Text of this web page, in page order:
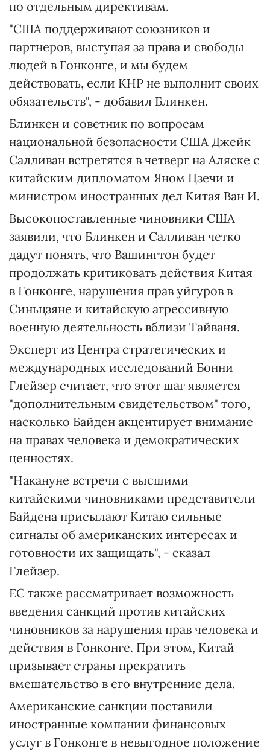
по отдельным директивам.
"США поддерживают союзников и
партнеров, выступая за права и свободы
людей в Гонконге, и мы будем
действовать, если КНР не выполнит своих
обязательств", - добавил Блинкен.
Блинкен и советник по вопросам
национальной безопасности США Джейк
Салливан встретятся в четверг на Аляске с
китайским дипломатом Яном Цзечи и
министром иностранных дел Китая Ван И.
Высокопоставленные чиновники США
заявили, что Блинкен и Салливан четко
дадут понять, что Вашингтон будет
продолжать критиковать действия Китая
в Гонконге, нарушения прав уйгуров в
Синьцзяне и китайскую агрессивную
военную деятельность вблизи Тайваня.
Эксперт из Центра стратегических и
международных исследований Бонни
Глейзер считает, что этот шаг является
"дополнительным свидетельством" того,
насколько Байден акцентирует внимание
на правах человека и демократических
ценностях.
"Накануне встречи с высшими
китайскими чиновниками представители
Байдена присылают Китаю сильные
сигналы об американских интересах и
готовности их защищать", - сказал
Глейзер.
ЕС также рассматривает возможность
введения санкций против китайских
чиновников за нарушения прав человека и
действия в Гонконге. При этом, Китай
призывает страны прекратить
вмешательство в его внутренние дела.
Американские санкции поставили
иностранные компании финансовых
услуг в Гонконге в невыгодное положение